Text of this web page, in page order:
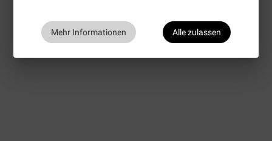
Mehr Informationen Alle zulassen